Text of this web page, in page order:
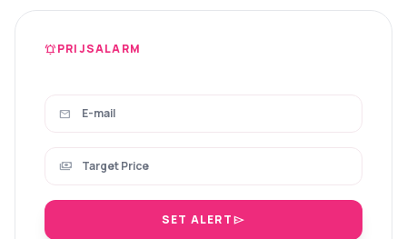
notifications_activePRIJSALARM
mail
payments
SET ALERTsend